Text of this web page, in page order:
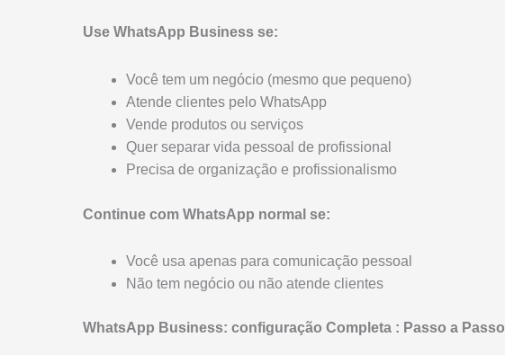
Use WhatsApp Business se:
Você tem um negócio (mesmo que pequeno)
Atende clientes pelo WhatsApp
Vende produtos ou serviços
Quer separar vida pessoal de profissional
Precisa de organização e profissionalismo
Continue com WhatsApp normal se:
Você usa apenas para comunicação pessoal
Não tem negócio ou não atende clientes
WhatsApp Business: configuração Completa : Passo a Passo